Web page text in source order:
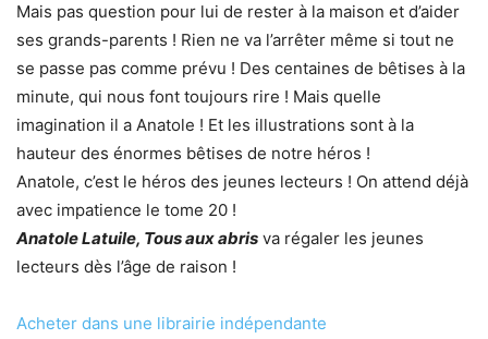
Mais pas question pour lui de rester à la maison et d’aider
ses grands-parents ! Rien ne va l’arrêter même si tout ne
se passe pas comme prévu ! Des centaines de bêtises à la
minute, qui nous font toujours rire ! Mais quelle
imagination il a Anatole ! Et les illustrations sont à la
hauteur des énormes bêtises de notre héros !
Anatole, c’est le héros des jeunes lecteurs ! On attend déjà
avec impatience le tome 20 !
Anatole Latuile, Tous aux abris va régaler les jeunes
lecteurs dès l’âge de raison !
Acheter dans une librairie indépendante